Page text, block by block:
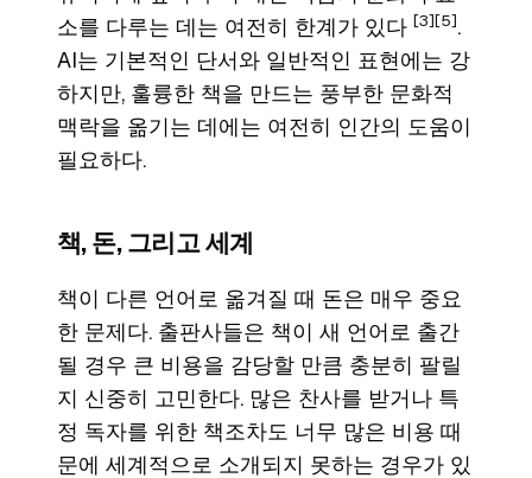
소를 다루는 데는 여전히 한계가 있다 [3] [5] .
AI는 기본적인 단서와 일반적인 표현에는 강
하지만, 훌륭한 책을 만드는 풍부한 문화적
맥락을 옮기는 데에는 여전히 인간의 도움이
필요하다.
책, 돈, 그리고 세계
책이 다른 언어로 옮겨질 때 돈은 매우 중요
한 문제다. 출판사들은 책이 새 언어로 출간
될 경우 큰 비용을 감당할 만큼 충분히 팔릴
지 신중히 고민한다. 많은 찬사를 받거나 특
정 독자를 위한 책조차도 너무 많은 비용 때
문에 세계적으로 소개되지 못하는 경우가 있